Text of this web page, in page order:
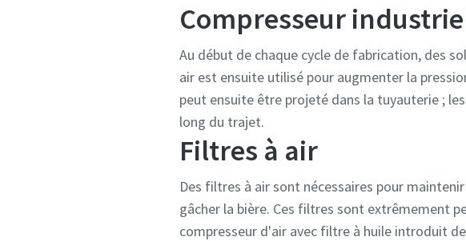
Compresseur
Au début de chaque cycle de fabrication, des
air est ensuite utilisé pour augmenter la
peut ensuite être projeté dans la tuyauterie ;
long du trajet.
Filtres à air
Des filtres à air sont nécessaires pour
gâcher la bière. Ces filtres sont extrêmement
compresseur d'air avec filtre à huile introduit